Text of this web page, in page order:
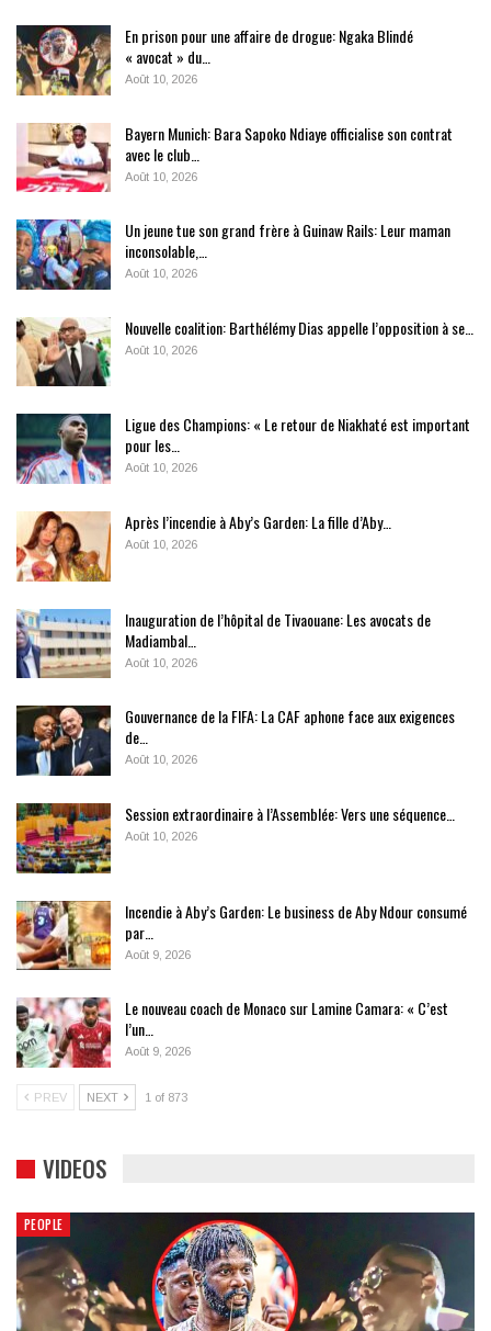
En prison pour une affaire de drogue: Ngaka Blindé
« avocat » du…
Août 10, 2026
Bayern Munich: Bara Sapoko Ndiaye officialise son contrat
avec le club…
Août 10, 2026
Un jeune tue son grand frère à Guinaw Rails: Leur maman
inconsolable,…
Août 10, 2026
Nouvelle coalition: Barthélémy Dias appelle l’opposition à se…
Août 10, 2026
Ligue des Champions: « Le retour de Niakhaté est important
pour les…
Août 10, 2026
Après l’incendie à Aby’s Garden: La fille d’Aby…
Août 10, 2026
Inauguration de l’hôpital de Tivaouane: Les avocats de
Madiambal…
Août 10, 2026
Gouvernance de la FIFA: La CAF aphone face aux exigences
de…
Août 10, 2026
Session extraordinaire à l’Assemblée: Vers une séquence…
Août 10, 2026
Incendie à Aby’s Garden: Le business de Aby Ndour consumé
par…
Août 9, 2026
Le nouveau coach de Monaco sur Lamine Camara: « C’est
l’un…
Août 9, 2026
PREV NEXT 1 of 873
VIDEOS
PEOPLE